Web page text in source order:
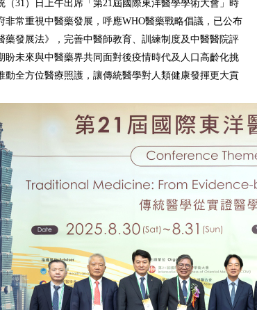
（31）日上午出席「第21屆國際東洋醫學學術大會」時
非常重視中醫藥發展，呼應WHO醫藥戰略倡議，已公布
藥發展法》，完善中醫師教育、訓練制度及中醫醫院評
盼未來與中醫藥界共同面對後疫情時代及人口高齡化挑
動全方位醫療照護，讓傳統醫學對人類健康發揮更大貢